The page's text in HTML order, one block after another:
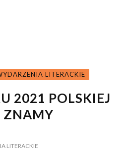
LITERACKIE
2021 POLSKIEJ
ZNAMY
LITERACKIE